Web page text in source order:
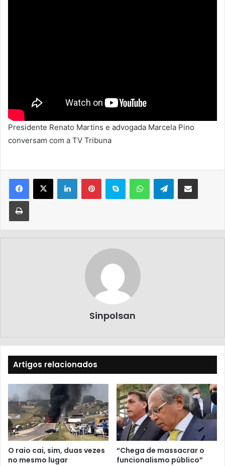
Presidente Renato Martins e advogada Marcela Pino
conversam com a TV Tribuna
Sinpolsan
Artigos relacionados
O raio cai, sim, duas vezes
no mesmo lugar
“Chega de massacrar o
funcionalismo público”